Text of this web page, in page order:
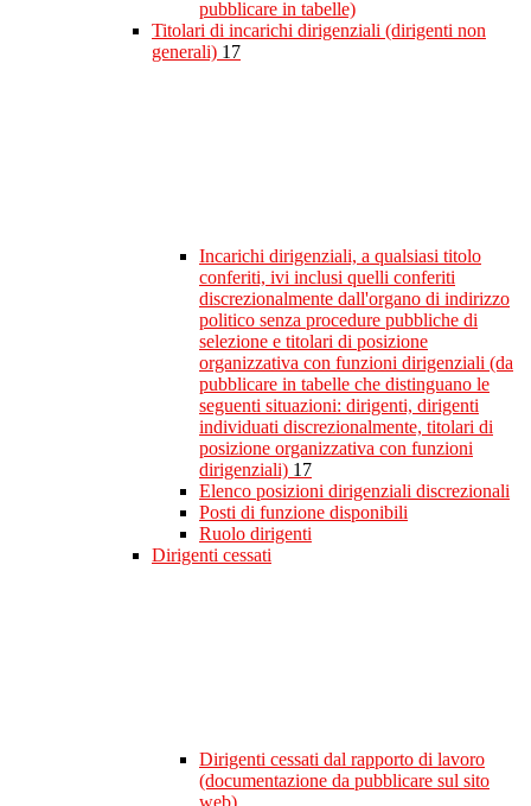
pubblicare in tabelle)
Titolari di incarichi dirigenziali (dirigenti non
generali) 17
Incarichi dirigenziali, a qualsiasi titolo
conferiti, ivi inclusi quelli conferiti
discrezionalmente dall'organo di indirizzo
politico senza procedure pubbliche di
selezione e titolari di posizione
organizzativa con funzioni dirigenziali (da
pubblicare in tabelle che distinguano le
seguenti situazioni: dirigenti, dirigenti
individuati discrezionalmente, titolari di
posizione organizzativa con funzioni
dirigenziali) 17
Elenco posizioni dirigenziali discrezionali
Posti di funzione disponibili
Ruolo dirigenti
Dirigenti cessati
Dirigenti cessati dal rapporto di lavoro
(documentazione da pubblicare sul sito